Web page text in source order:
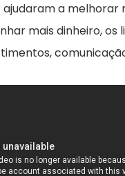
ajudaram a melhorar
mais dinheiro, os